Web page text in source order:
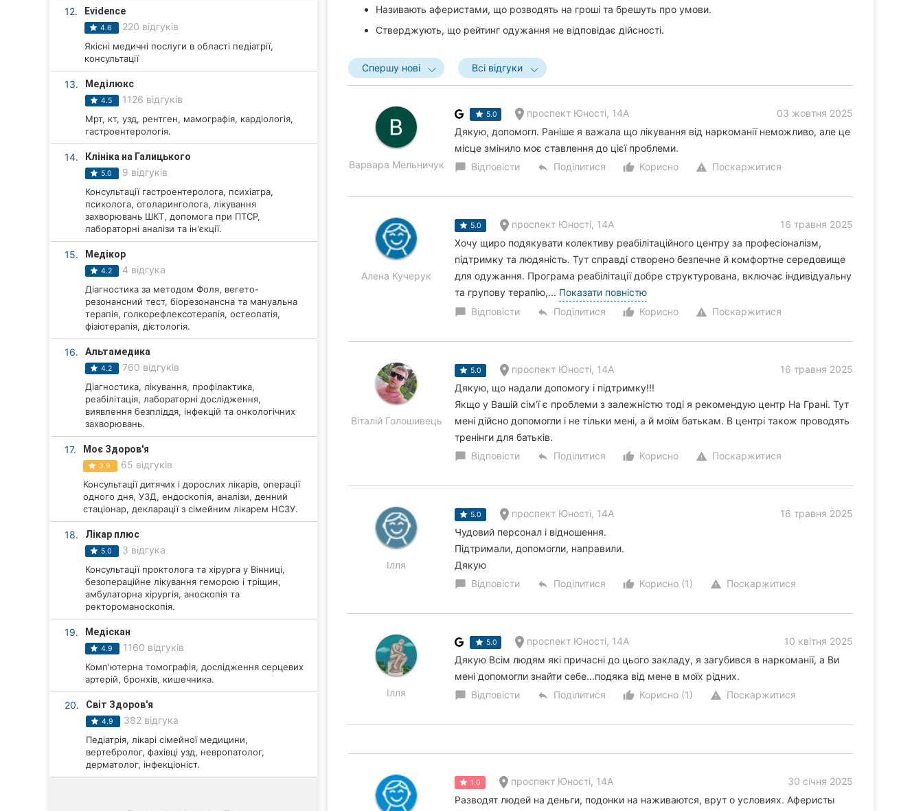
12. Evidence
4.6 220 відгуків
Якісні медичні послуги в області педіатрії,
консультації
13. Меділюкс
4.5 1126 відгуків
Мрт, кт, узд, рентген, мамографія, кардіологія,
гастроентерологія.
14. Клініка на Галицького
5.0 9 відгуків
Консультації гастроентеролога, психіатра,
психолога, отоларинголога, лікування
захворювань ШКТ, допомога при ПТСР,
лабораторні аналізи та ін'єкції.
15. Медікор
4.2 4 відгука
Діагностика за методом Фоля, вегето-
резонансний тест, біорезонансна та мануальна
терапія, голкорефлексотерапія, остеопатія,
фізіотерапія, дієтологія.
16. Альтамедика
4.2 760 відгуків
Діагностика, лікування, профілактика,
реабілітація, лабораторні дослідження,
виявлення безпліддя, інфекцій та онкологічних
захворювань.
17. Моє Здоров'я
3.9 65 відгуків
Консультації дитячих і дорослих лікарів, операції
одного дня, УЗД, ендоскопія, аналізи, денний
стаціонар, декларації з сімейним лікарем НСЗУ.
18. Лікар плюс
5.0 3 відгука
Консультації проктолога та хірурга у Вінниці,
безопераційне лікування геморою і тріщин,
амбулаторна хірургія, аноскопія та
ректороманоскопія.
19. Медіскан
4.9 1160 відгуків
Комп'ютерна томографія, дослідження серцевих
артерій, бронхів, кишечника.
20. Світ Здоров'я
4.9 382 відгука
Педіатрія, лікарі сімейної медицини,
вертебролог, фахівці узд, невропатолог,
дерматолог, інфекціоніст.
Називають аферистами, що розводять на гроші та брешуть про умови.
Стверджують, що рейтинг одужання не відповідає дійсності.
Спершу нові Всі відгуки
Варвара Мельничук
5.0 проспект Юності, 14А
03 жовтня 2025
Дякую, допомогл. Раніше я важала що лікування від наркоманії неможливо, але це
місце змінило моє ставлення до цієї проблеми.
chat_bubble Відповісти reply Поділитися thumb_up_alt
Корисно warning Поскаржитися
Алена Кучерук
5.0 проспект Юності, 14А
16 травня 2025
Хочу щиро подякувати колективу реабілітаційного центру за професіоналізм,
підтримку та людяність. Тут справді створено безпечне й комфортне середовище
для одужання. Програма реабілітації добре структурована, включає індивідуальну
та групову терапію,... Показати повністю
chat_bubble Відповісти reply Поділитися thumb_up_alt
Корисно warning Поскаржитися
Віталій Голошивець
5.0 проспект Юності, 14А
16 травня 2025
Дякую, що надали допомогу і підтримку!!!
Якщо у Вашій сімʼї є проблеми з залежністю тоді я рекомендую центр На Грані. Тут
мені дійсно допомогли і не тільки мені, а й моїм батькам. В центрі також проводять
тренінги для батьків.
chat_bubble Відповісти reply Поділитися thumb_up_alt
Корисно warning Поскаржитися
Ілля
5.0 проспект Юності, 14А
16 травня 2025
Чудовий персонал і відношення.
Підтримали, допомогли, направили.
Дякую
chat_bubble Відповісти reply Поділитися thumb_up_alt
Корисно (1) warning Поскаржитися
Ілля
5.0 проспект Юності, 14А
10 квітня 2025
Дякую Всім людям які причасні до цього закладу, я загубився в наркоманії, а Ви
мені допомогли знайти себе...подяка від мене в моїх рідних.
chat_bubble Відповісти reply Поділитися thumb_up_alt
Корисно (1) warning Поскаржитися
1.0 проспект Юності, 14А
30 січня 2025
Разводят людей на деньги, подонки на наживаются, врут о условиях. Аферисты